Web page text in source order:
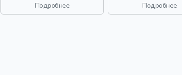
Подробнее
Подробнее